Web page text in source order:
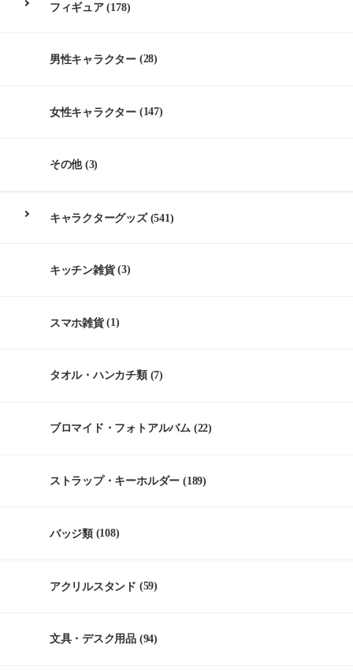
フィギュア(178)
男性キャラクター (28)
女性キャラクター (147)
その他(3)
キャラクターグッズ(541)
キッチン雑貨(3)
スマホ雑貨(1)
タオル・ハンカチ類(7)
ブロマイド・フォトアルバム (22)
ストラップ・キーホルダー (189)
バッジ類(108)
アクリルスタンド (59)
文具・デスク用品 (94)